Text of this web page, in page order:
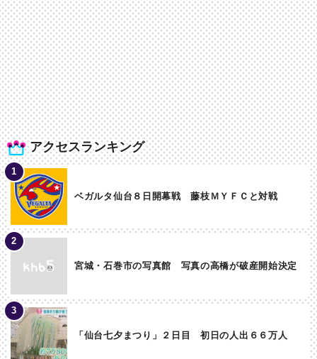
アクセスランキング
ベガルタ仙台８日開幕戦 藤枝ＭＹＦＣと対戦
宮城・石巻市の写真館 写真の高橋が破産開始決定
「仙台七夕まつり」２日目 初日の人出６６万人